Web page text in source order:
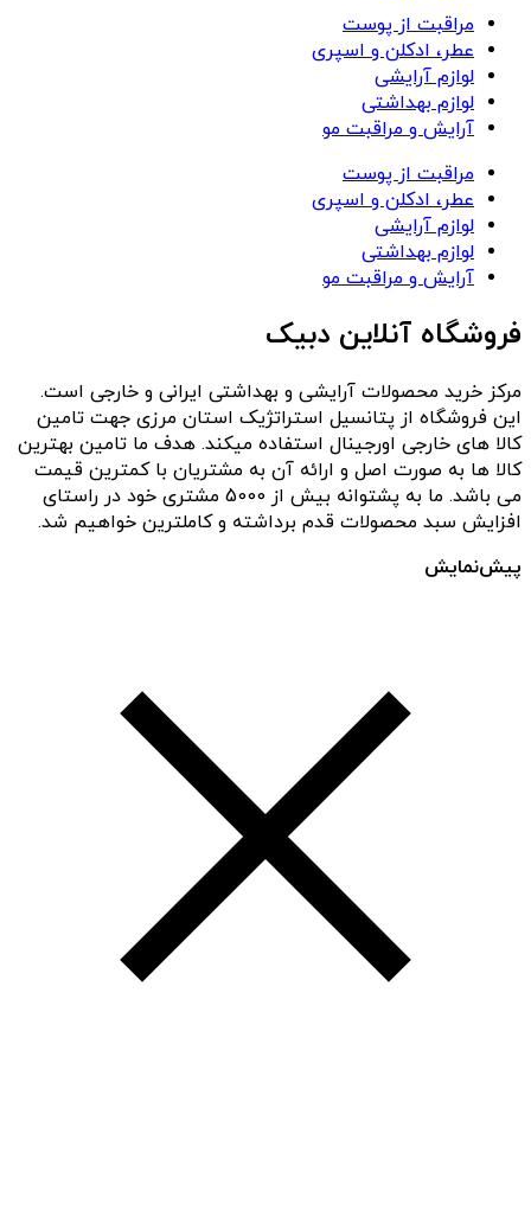
مراقبت از پوست
عطر، ادکلن و اسپری
لوازم آرایشی
لوازم بهداشتی
آرایش و مراقبت مو
مراقبت از پوست
عطر، ادکلن و اسپری
لوازم آرایشی
لوازم بهداشتی
آرایش و مراقبت مو
فروشگاه آنلاین دبیک
مرکز خرید محصولات آرایشی و بهداشتی ایرانی و خارجی است.
این فروشگاه از پتانسیل استراتژیک استان مرزی جهت تامین
کالا های خارجی اورجینال استفاده میکند. هدف ما تامین بهترین
کالا ها به صورت اصل و ارائه آن به مشتریان با کمترین قیمت
می باشد. ما به پشتوانه بیش از 5000 مشتری خود در راستای
افزایش سبد محصولات قدم برداشته و کاملترین خواهیم شد.
پیش‌نمایش